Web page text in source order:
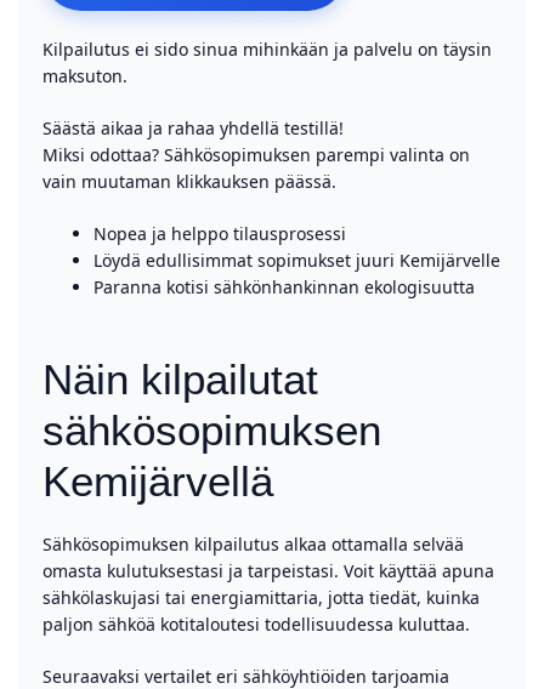
Kilpailutus ei sido sinua mihinkään ja palvelu on täysin
maksuton.
Säästä aikaa ja rahaa yhdellä testillä!
Miksi odottaa? Sähkösopimuksen parempi valinta on
vain muutaman klikkauksen päässä.
Nopea ja helppo tilausprosessi
Löydä edullisimmat sopimukset juuri Kemijärvelle
Paranna kotisi sähkönhankinnan ekologisuutta
Näin kilpailutat
sähkösopimuksen
Kemijärvellä
Sähkösopimuksen kilpailutus alkaa ottamalla selvää
omasta kulutuksestasi ja tarpeistasi. Voit käyttää apuna
sähkölaskujasi tai energiamittaria, jotta tiedät, kuinka
paljon sähköä kotitaloutesi todellisuudessa kuluttaa.
Seuraavaksi vertailet eri sähköyhtiöiden tarjoamia